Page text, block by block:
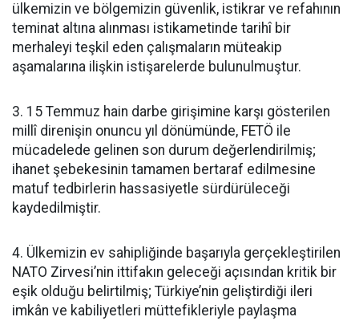
ülkemizin ve bölgemizin güvenlik, istikrar ve refahının
teminat altına alınması istikametinde tarihî bir
merhaleyi teşkil eden çalışmaların müteakip
aşamalarına ilişkin istişarelerde bulunulmuştur.
3. 15 Temmuz hain darbe girişimine karşı gösterilen
millî direnişin onuncu yıl dönümünde, FETÖ ile
mücadelede gelinen son durum değerlendirilmiş;
ihanet şebekesinin tamamen bertaraf edilmesine
matuf tedbirlerin hassasiyetle sürdürüleceği
kaydedilmiştir.
4. Ülkemizin ev sahipliğinde başarıyla gerçekleştirilen
NATO Zirvesi’nin ittifakın geleceği açısından kritik bir
eşik olduğu belirtilmiş; Türkiye’nin geliştirdiği ileri
imkân ve kabiliyetleri müttefikleriyle paylaşma